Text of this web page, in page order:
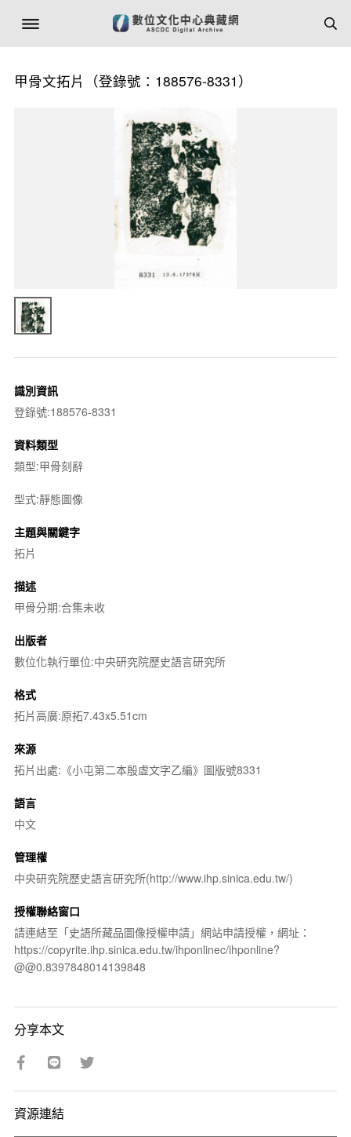
甲骨文拓片（登錄號：188576-8331）
識別資訊
登錄號:188576-8331
資料類型
類型:甲骨刻辭
型式:靜態圖像
主題與關鍵字
拓片
描述
甲骨分期:合集未收
出版者
數位化執行單位:中央研究院歷史語言研究所
格式
拓片高廣:原拓7.43x5.51cm
來源
拓片出處:《小屯第二本殷虛文字乙編》圖版號8331
語言
中文
管理權
中央研究院歷史語言研究所(http://www.ihp.sinica.edu.tw/)
授權聯絡窗口
請連結至「史語所藏品圖像授權申請」網站申請授權，網址：
https://copyrite.ihp.sinica.edu.tw/ihponlinec/ihponline?
@@0.8397848014139848
分享本文
資源連結